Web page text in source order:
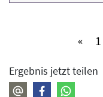
« 1
Ergebnis jetzt teilen